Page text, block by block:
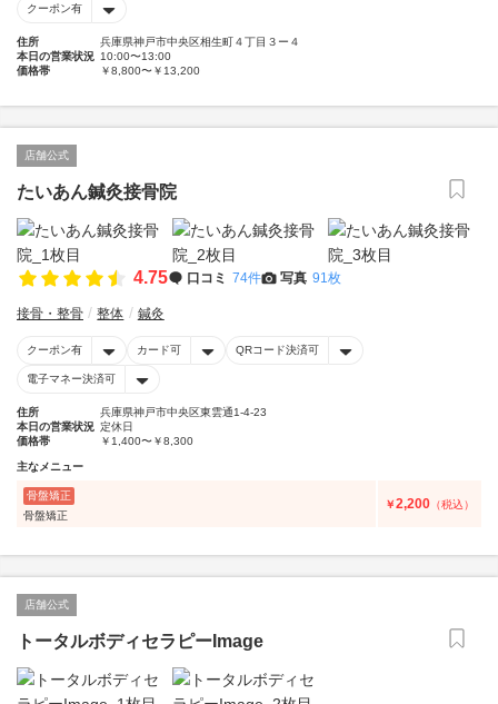
クーポン有
住所
兵庫県神戸市中央区相生町４丁目３ー４
本日の営業状況 10:00〜13:00
価格帯
￥8,800〜￥13,200
店舗公式
たいあん鍼灸接骨院
4.75 口コミ 74件 写真 91枚
接骨・整骨 整体 鍼灸
クーポン有 カード可 QRコード決済可
電子マネー決済可
住所
兵庫県神戸市中央区東雲通1-4-23
本日の営業状況 定休日
価格帯
￥1,400〜￥8,300
主なメニュー
骨盤矯正
骨盤矯正
￥2,200 （税込）
店舗公式
トータルボディセラピーImage